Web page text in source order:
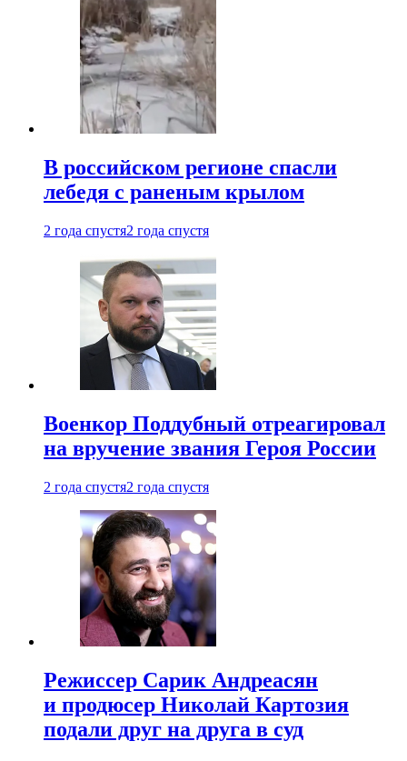
В российском регионе спасли
лебедя с раненым крылом
2 года спустя2 года спустя
Военкор Поддубный отреагировал
на вручение звания Героя России
2 года спустя2 года спустя
Режиссер Сарик Андреасян
и продюсер Николай Картозия
подали друг на друга в суд